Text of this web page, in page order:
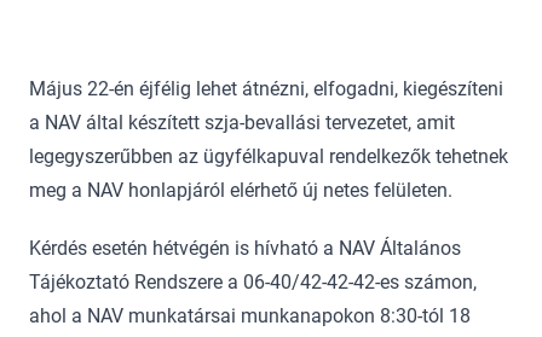
Május 22-én éjfélig lehet átnézni, elfogadni, kiegészíteni
a NAV által készített szja-bevallási tervezetet, amit
legegyszerűbben az ügyfélkapuval rendelkezők tehetnek
meg a NAV honlapjáról elérhető új netes felületen.
Kérdés esetén hétvégén is hívható a NAV Általános
Tájékoztató Rendszere a 06-40/42-42-42-es számon,
ahol a NAV munkatársai munkanapokon 8:30-tól 18